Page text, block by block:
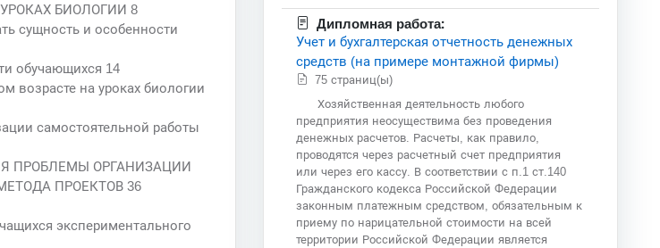
БИОЛОГИИ 8
сущность и особенности
обучающихся 14
возрасте на уроках биологии
самостоятельной работы
ПРОБЛЕМЫ ОРГАНИЗАЦИИ
ПРОЕКТОВ 36
экспериментального
Дипломная работа:
Учет и бухгалтерская отчетность денежных
средств (на примере монтажной фирмы)
75 страниц(ы)
Хозяйственная деятельность любого
предприятия неосуществима без проведения
денежных расчетов. Расчеты, как правило,
проводятся через расчетный счет предприятия
или через его кассу. В соответствии с п.1 ст.140
Гражданского кодекса Российской Федерации
законным платежным средством, обязательным к
приему по нарицательной стоимости на всей
территории Российской Федерации является